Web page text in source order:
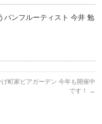
パンフルーティスト 今井 勉
げ町家ビアガーデン 今年も開催中
です！
→